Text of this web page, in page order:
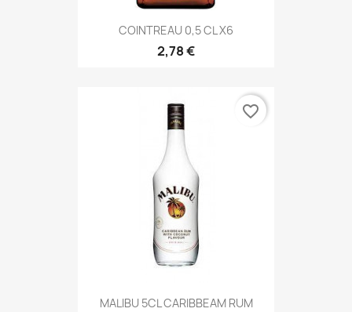
COINTREAU 0,5 CL X6
2,78 €
MALIBU 5CL CARIBBEAM RUM
favorite_border